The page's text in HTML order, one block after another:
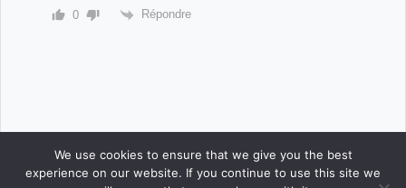
RECUEIL DE NOUVELLES : récits variés, plumes uniques
0 Répondre
We use cookies to ensure that we give you the best
experience on our website. If you continue to use this site we